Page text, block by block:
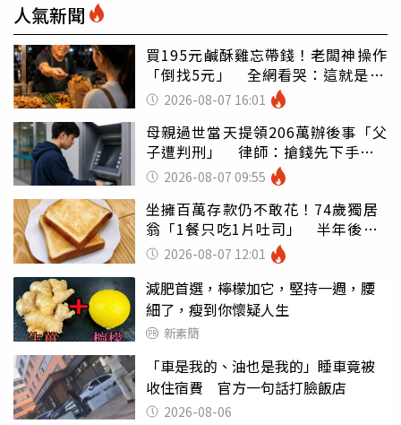
人氣新聞
買195元鹹酥雞忘帶錢！老闆神操作
「倒找5元」 全網看哭：這就是台
灣 2026-08-07 16:01
母親過世當天提領206萬辦後事「父
子遭判刑」 律師：搶錢先下手是
罪 2026-08-07 09:55
坐擁百萬存款仍不敢花！74歲獨居
翁「1餐只吃1片吐司」 半年後暴
瘦嚇壞女兒
2026-08-07 12:01
減肥首選，檸檬加它，堅持一週，腰
細了，瘦到你懷疑人生
新素簡
「車是我的、油也是我的」睡車竟被
收住宿費 官方一句話打臉飯店
2026-08-06